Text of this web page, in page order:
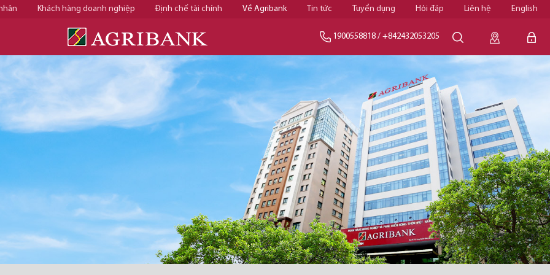
Khách hàng doanh nghiệp Định chế tài chính Về Agribank Tin tức Tuyển dụng Hỏi đáp Liên hệ English
1900558818 / +842432053205